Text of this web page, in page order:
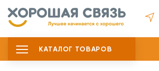
КАТАЛОГ ТОВАРОВ